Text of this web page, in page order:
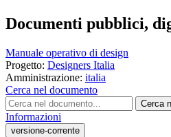
Documenti pubblici,
Manuale operativo di design
Progetto: Designers Italia
Amministrazione: italia
Cerca nel documento
Cerca
Informazioni
versione-corrente